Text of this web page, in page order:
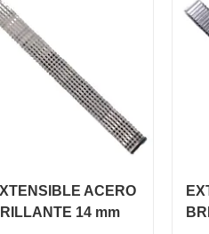
ACERO
14 mm